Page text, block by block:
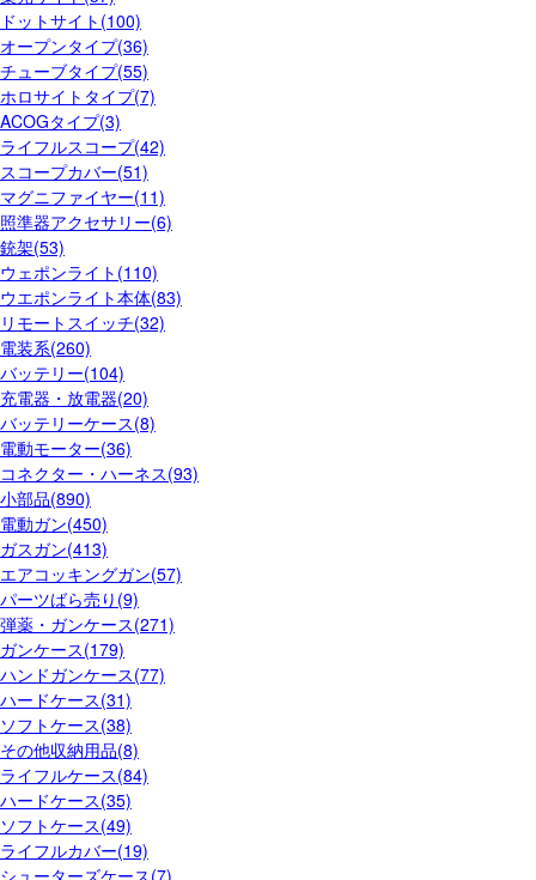
ドットサイト(100)
オープンタイプ(36)
チューブタイプ(55)
ホロサイトタイプ(7)
ACOGタイプ(3)
ライフルスコープ(42)
スコープカバー(51)
マグニファイヤー(11)
照準器アクセサリー(6)
銃架(53)
ウェポンライト(110)
ウエポンライト本体(83)
リモートスイッチ(32)
電装系(260)
バッテリー(104)
充電器・放電器(20)
バッテリーケース(8)
電動モーター(36)
コネクター・ハーネス(93)
小部品(890)
電動ガン(450)
ガスガン(413)
エアコッキングガン(57)
パーツばら売り(9)
弾薬・ガンケース(271)
ガンケース(179)
ハンドガンケース(77)
ハードケース(31)
ソフトケース(38)
その他収納用品(8)
ライフルケース(84)
ハードケース(35)
ソフトケース(49)
ライフルカバー(19)
シューターズケース(7)